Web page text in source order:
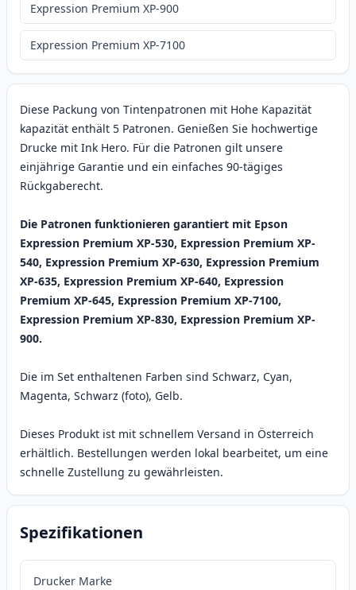
Diese Packung von Tintenpatronen mit Hohe Kapazität
kapazität enthält 5 Patronen. Genießen Sie hochwertige
Drucke mit Ink Hero. Für die Patronen gilt unsere
einjährige Garantie und ein einfaches 90-tägiges
Rückgaberecht.
Die Patronen funktionieren garantiert mit Epson
Expression Premium XP-530, Expression Premium XP-
540, Expression Premium XP-630, Expression Premium
XP-635, Expression Premium XP-640, Expression
Premium XP-645, Expression Premium XP-7100,
Expression Premium XP-830, Expression Premium XP-
900.
Die im Set enthaltenen Farben sind Schwarz, Cyan,
Magenta, Schwarz (foto), Gelb.
Dieses Produkt ist mit schnellem Versand in Österreich
erhältlich. Bestellungen werden lokal bearbeitet, um eine
schnelle Zustellung zu gewährleisten.
Spezifikationen
Drucker Marke
Expression Premium XP-900
Expression Premium XP-7100